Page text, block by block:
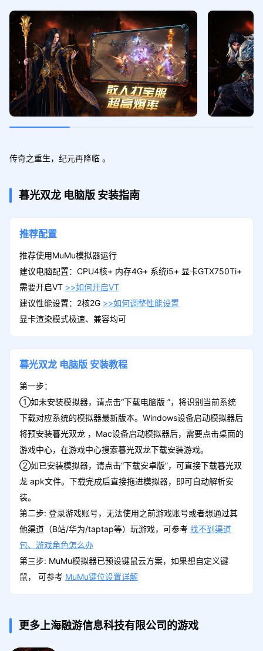
传奇之重生，纪元再降临 。
暮光双龙 电脑版 安装指南
推荐配置
推荐使用MuMu模拟器运行
建议电脑配置：CPU4核+ 内存4G+ 系统i5+ 显卡GTX750Ti+
需要开启VT >>如何开启VT
建议性能设置：2核2G >>如何调整性能设置
显卡渲染模式极速、兼容均可
暮光双龙 电脑版 安装教程
第一步：
①如未安装模拟器，请点击“下载电脑版 ”，将识别当前系统
下载对应系统的模拟器最新版本。Windows设备启动模拟器后
将预安装暮光双龙 ，Mac设备启动模拟器后，需要点击桌面的
游戏中心，在游戏中心搜索暮光双龙下载安装游戏。
②如已安装模拟器，请点击“下载安卓版”，可直接下载暮光双
龙 apk文件。下载完成后直接拖进模拟器，即可自动解析安
装。
第二步: 登录游戏账号，无法使用之前游戏账号或者想通过其
他渠道（B站/华为/taptap等）玩游戏，可参考 找不到渠道
包、游戏角色怎么办
第三步: MuMu模拟器已预设键鼠云方案，如果想自定义键
鼠， 可参考 MuMu键位设置详解
更多上海融游信息科技有限公司的游戏